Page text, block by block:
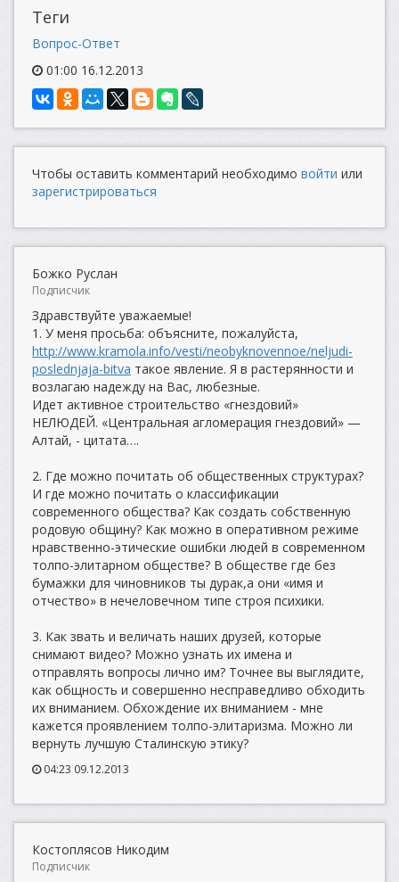
Теги
Вопрос-Ответ
01:00 16.12.2013
Чтобы оставить комментарий необходимо войти или
зарегистрироваться
Божко Руслан
Подписчик
Здравствуйте уважаемые!
1. У меня просьба: объясните, пожалуйста,
http://www.kramola.info/vesti/neobyknovennoe/neljudi-
poslednjaja-bitva такое явление. Я в растерянности и
возлагаю надежду на Вас, любезные.
Идет активное строительство «гнездовий»
НЕЛЮДЕЙ. «Центральная агломерация гнездовий» —
Алтай, - цитата….
2. Где можно почитать об общественных структурах?
И где можно почитать о классификации
современного общества? Как создать собственную
родовую общину? Как можно в оперативном режиме
нравственно-этические ошибки людей в современном
толпо-элитарном обществе? В обществе где без
бумажки для чиновников ты дурак,а они «имя и
отчество» в нечеловечном типе строя психики.
3. Как звать и величать наших друзей, которые
снимают видео? Можно узнать их имена и
отправлять вопросы лично им? Точнее вы выглядите,
как общность и совершенно несправедливо обходить
их вниманием. Обхождение их вниманием - мне
кажется проявлением толпо-элитаризма. Можно ли
вернуть лучшую Сталинскую этику?
04:23 09.12.2013
Костоплясов Никодим
Подписчик